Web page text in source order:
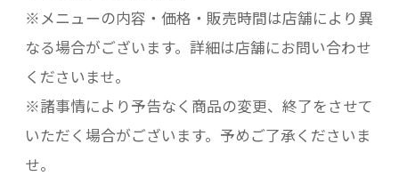
※メニューの内容・価格・販売時間は店舗により異
なる場合がございます。詳細は店舗にお問い合わせ
くださいませ。
※諸事情により予告なく商品の変更、終了をさせて
いただく場合がございます。予めご了承くださいま
せ。